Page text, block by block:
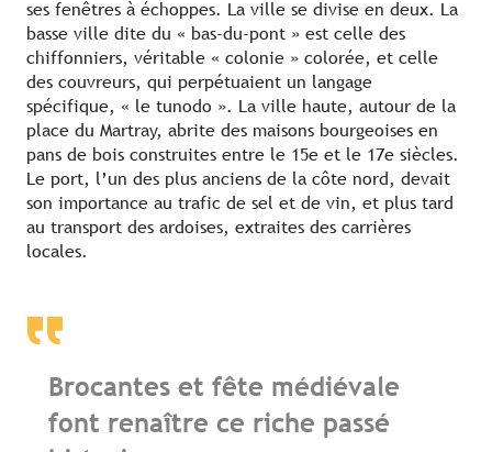
ses fenêtres à échoppes. La ville se divise en deux. La
basse ville dite du « bas-du-pont » est celle des
chiffonniers, véritable « colonie » colorée, et celle
des couvreurs, qui perpétuaient un langage
spécifique, « le tunodo ». La ville haute, autour de la
place du Martray, abrite des maisons bourgeoises en
pans de bois construites entre le 15e et le 17e siècles.
Le port, l’un des plus anciens de la côte nord, devait
son importance au trafic de sel et de vin, et plus tard
au transport des ardoises, extraites des carrières
locales.
Brocantes et fête médiévale
font renaître ce riche passé